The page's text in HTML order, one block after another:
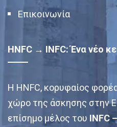
Επικοινωνία
HNFC → INFC: Ένα νέο
Η HNFC, κορυφαίος
χώρο της άσκησης στην
επίσημο μέλος του INFC